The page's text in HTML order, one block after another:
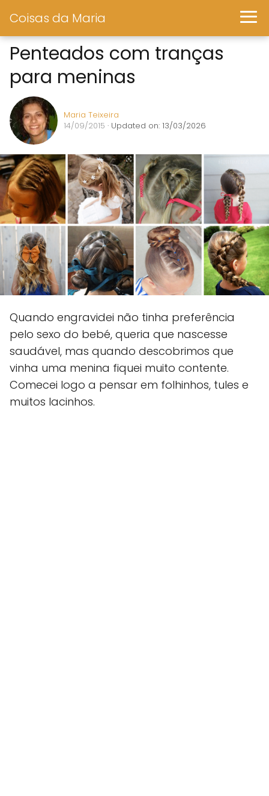
Coisas da Maria
Penteados com tranças
para meninas
Maria Teixeira
14/09/2015 · Updated on: 13/03/2026
Quando engravidei não tinha preferência
pelo sexo do bebé, queria que nascesse
saudável, mas quando descobrimos que
vinha uma menina fiquei muito contente.
Comecei logo a pensar em folhinhos, tules e
muitos lacinhos.